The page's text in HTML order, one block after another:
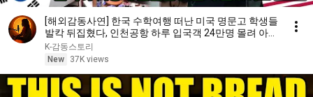
[해외감동사연] 한국 수학여행 떠난 미국 명문고 학생들
발칵 뒤집혔다, 인천공항 하루 입국객 24만명 몰려 아수
라장!
K-감동스토리
New
37K views